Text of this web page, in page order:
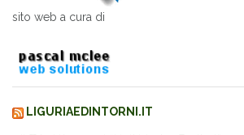
sito web a cura di
LIGURIAEDINTORNI.IT